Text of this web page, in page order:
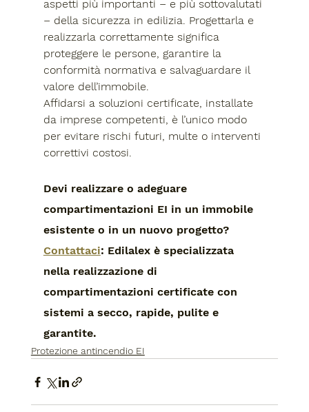
aspetti più importanti – e più sottovalutati
– della sicurezza in edilizia. Progettarla e
realizzarla correttamente significa
proteggere le persone, garantire la
conformità normativa e salvaguardare il
valore dell’immobile.
Affidarsi a soluzioni certificate, installate
da imprese competenti, è l’unico modo
per evitare rischi futuri, multe o interventi
correttivi costosi.
Devi realizzare o adeguare
compartimentazioni EI in un immobile
esistente o in un nuovo progetto?
Contattaci: Edilalex è specializzata
nella realizzazione di
compartimentazioni certificate con
sistemi a secco, rapide, pulite e
garantite.
Protezione antincendio EI